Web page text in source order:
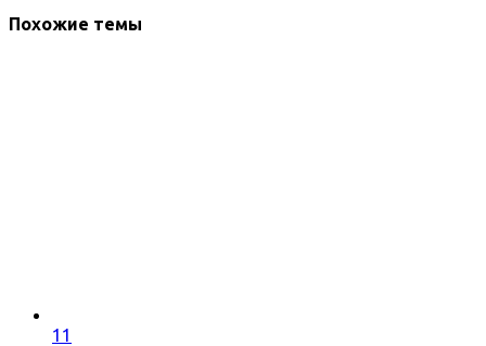
Похожие темы
11